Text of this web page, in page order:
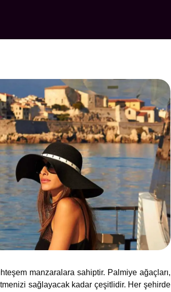
manzaralara sahiptir. Palmiye ağaçları,
sağlayacak kadar çeşitlidir. Her şehirde